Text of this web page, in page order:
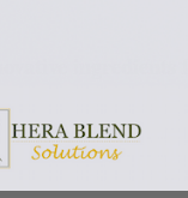
ingredients